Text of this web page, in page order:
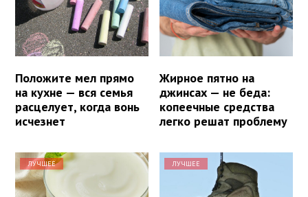
Положите мел прямо
на кухне — вся семья
расцелует, когда вонь
исчезнет
Жирное пятно на
джинсах — не беда:
копеечные средства
легко решат проблему
ЛУЧШЕЕ ЛУЧШЕЕ